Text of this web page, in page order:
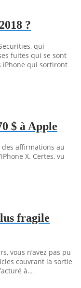
?
qui
fuites qui se sont
iPhone qui sortiront
$ à Apple
affirmations au
X. Certes, vu
fragile
vous n’avez pas pu
couvrant la sortie
à…